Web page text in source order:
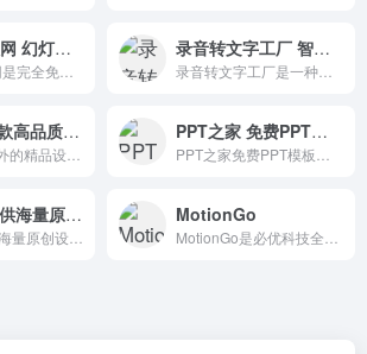
51PPT模板网 幻灯片演示模板及素材免费下载 录音转文字工厂 智能语音识别工具
Ui8 七千多款高品质的设计资源 PPT之家 免费PPT模板下载平台
图片114 提供海量原创素材 MotionGo